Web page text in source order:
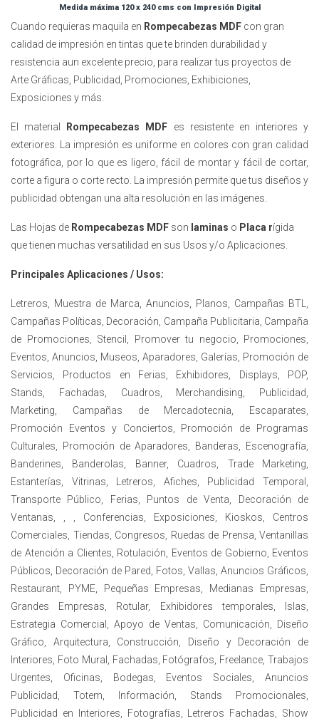
Medida máxima 120 x 240 cms con Impresión Digital
Cuando requieras maquila en Rompecabezas MDF con gran
calidad de impresión en tintas que te brinden durabilidad y
resistencia aun excelente precio, para realizar tus proyectos de
Arte Gráficas, Publicidad, Promociones, Exhibiciones,
Exposiciones y más.
El material Rompecabezas MDF es resistente en interiores y
exteriores. La impresión es uniforme en colores con gran calidad
fotográfica, por lo que es ligero, fácil de montar y fácil de cortar,
corte a figura o corte recto. La impresión permite que tus diseños y
publicidad obtengan una alta resolución en las imágenes.
Las Hojas de Rompecabezas MDF son laminas o Placa rígida
que tienen muchas versatilidad en sus Usos y/o Aplicaciones.
Principales Aplicaciones / Usos:
Letreros, Muestra de Marca, Anuncios, Planos, Campañas BTL,
Campañas Políticas, Decoración, Campaña Publicitaria, Campaña
de Promociones, Stencil, Promover tu negocio, Promociones,
Eventos, Anuncios, Museos, Aparadores, Galerías, Promoción de
Servicios, Productos en Ferias, Exhibidores, Displays, POP,
Stands, Fachadas, Cuadros, Merchandising, Publicidad,
Marketing, Campañas de Mercadotecnia, Escaparates,
Promoción Eventos y Conciertos, Promoción de Programas
Culturales, Promoción de Aparadores, Banderas, Escenografía,
Banderines, Banderolas, Banner, Cuadros, Trade Marketing,
Estanterías, Vitrinas, Letreros, Afiches, Publicidad Temporal,
Transporte Público, Ferias, Puntos de Venta, Decoración de
Ventanas, , , Conferencias, Exposiciones, Kioskos, Centros
Comerciales, Tiendas, Congresos, Ruedas de Prensa, Ventanillas
de Atención a Clientes, Rotulación, Eventos de Gobierno, Eventos
Públicos, Decoración de Pared, Fotos, Vallas, Anuncios Gráficos,
Restaurant, PYME, Pequeñas Empresas, Medianas Empresas,
Grandes Empresas, Rotular, Exhibidores temporales, Islas,
Estrategia Comercial, Apoyo de Ventas, Comunicación, Diseño
Gráfico, Arquitectura, Construcción, Diseño y Decoración de
Interiores, Foto Mural, Fachadas, Fotógrafos, Freelance, Trabajos
Urgentes, Oficinas, Bodegas, Eventos Sociales, Anuncios
Publicidad, Totem, Información, Stands Promocionales,
Publicidad en Interiores, Fotografías, Letreros Fachadas, Show